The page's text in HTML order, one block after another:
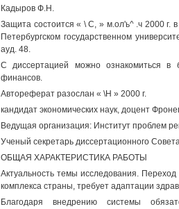
Кадыров Ф.Н.
Защита состоится « \ С, » м.ол'ь^ .ч 2000 г.
Петербургском государственном
ауд. 48.
С диссертацией можно ознакомиться в
финансов.
Автореферат разослан « \Н » 2000 г.
кандидат экономических наук, доцент
Ведущая организация: Институт проблем
Ученый секретарь диссертационного
ОБЩАЯ ХАРАКТЕРИСТИКА РАБОТЫ
Актуальность темы исследования.
комплекса страны, требует адаптации
Благодаря внедрению системы